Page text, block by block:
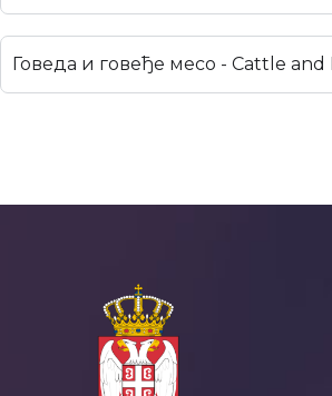
Говеда и говеђе месо - Cattle and